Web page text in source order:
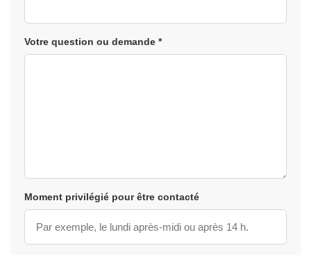
Votre question ou demande *
Moment privilégié pour être contacté